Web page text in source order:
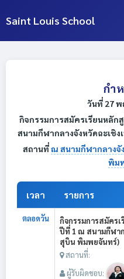
Saint Louis School
กำ
วันที่ 27
กิจกรรมการสมัครเรียนหลั
สนามกีฬากลางจังหวัดฉะเชิ
สถานที่ณ สนามกีฬากลางจั
พิม
เวลา รายการ
ตลอดวัน
กิจกรรมการสมัคร
ปีที่ 1 ณ สนามกีฬาก
สุบิน พิมพยจันทร์)
สถานที่:
ผู้รับผิดชอบ: